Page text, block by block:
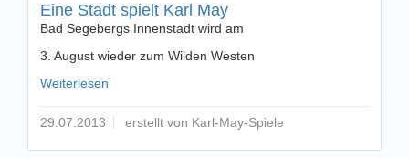
Eine Stadt spielt Karl May
Bad Segebergs Innenstadt wird am
3. August wieder zum Wilden Westen
Weiterlesen
29.07.2013 erstellt von Karl-May-Spiele